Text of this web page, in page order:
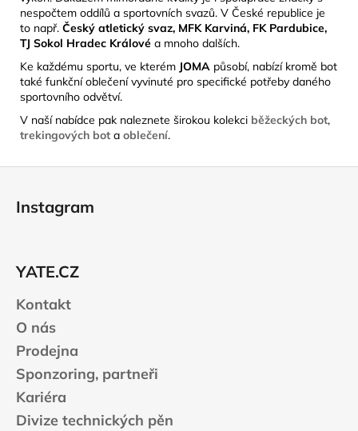
nespočtem oddílů a sportovních svazů. V České republice je
to např. Český atletický svaz, MFK Karviná, FK Pardubice,
TJ Sokol Hradec Králové a mnoho dalších.
Ke každému sportu, ve kterém JOMA působí, nabízí kromě bot
také funkční oblečení vyvinuté pro specifické potřeby daného
sportovního odvětví.
V naší nabídce pak naleznete širokou kolekci běžeckých bot,
trekingových bot a oblečení.
Instagram
YATE.CZ
Kontakt
O nás
Prodejna
Sponzoring, partneři
Kariéra
Divize technických pěn